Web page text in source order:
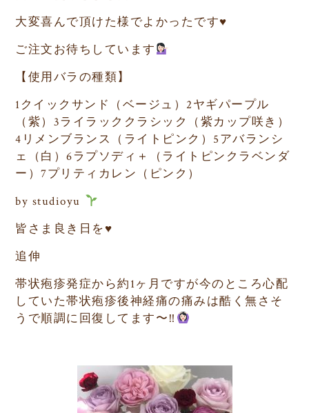
大変喜んで頂けた様でよかったです♥️
ご注文お待ちしています
【使用バラの種類】
1クイックサンド（ベージュ） 2ヤギパープル
（紫） 3ライラッククラシック（紫カップ咲き）
4 リメンブランス（ライトピンク） 5アバランシ
ェ（白）6ラプソディ＋（ライトピンクラベンダ
ー）7プリティカレン（ピンク）
by studioyu
皆さま良き日を♥️
追伸
帯状疱疹発症から約1ヶ月ですが今のところ心配
していた帯状疱疹後神経痛の痛みは酷く無さそ
うで順調に回復してます〜‼︎